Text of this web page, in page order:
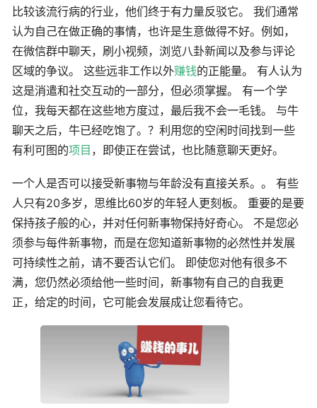
比较该流行病的行业，他们终于有力量反驳它。 我们通常
认为自己在做正确的事情，也许是生意做得不好。例如，
在微信群中聊天，刷小视频，浏览八卦新闻以及参与评论
区域的争议。 这些远非工作以外赚钱的正能量。 有人认为
这是消遣和社交互动的一部分，但必须掌握。 有一个学
位，我每天都在这些地方度过，最后我不会一毛钱。 与牛
聊天之后，牛已经吃饱了。？利用您的空闲时间找到一些
有利可图的项目 ，即使正在尝试，也比随意聊天更好。
一个人是否可以接受新事物与年龄没有直接关系。。 有些
人只有20多岁，思维比60岁的年轻人更刻板。 重要的是要
保持孩子般的心，并对任何新事物保持好奇心。 不是您必
须参与每件新事物，而是在您知道新事物的必然性并发展
可持续性之前，请不要否认它们。 即使您对他有很多不
满，您仍然必须给他一些时间，新事物有自己的自我更
正，给定的时间，它可能会发展成让您看待它。